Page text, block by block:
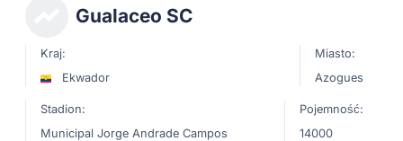
Gualaceo SC
Kraj:
Ekwador
Miasto:
Azogues
Stadion:
Municipal Jorge Andrade Campos
Pojemność:
14000